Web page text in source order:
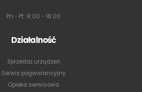
Pn - Pt: 8:00 - 16:00
Działalność
Sprzedaż urządzeń
Serwis pogwarancyjny
Opieka serwisowa